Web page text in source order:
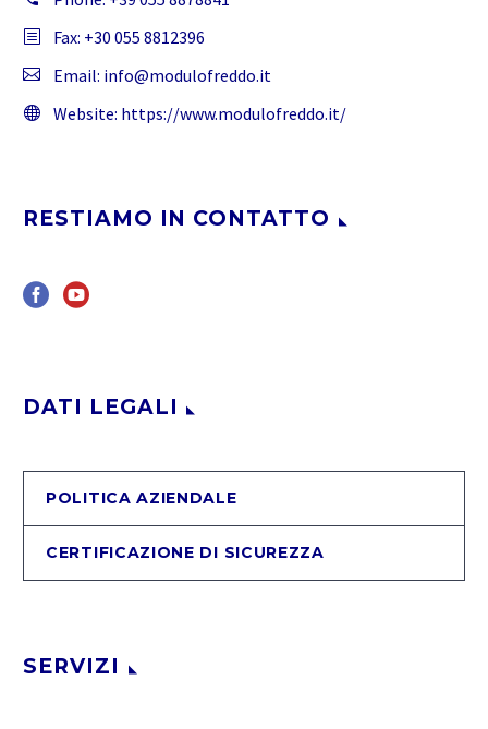
Fax: +30 055 8812396
Email: info@modulofreddo.it
Website: https://www.modulofreddo.it/
RESTIAMO IN CONTATTO
DATI LEGALI
POLITICA AZIENDALE
CERTIFICAZIONE DI SICUREZZA
SERVIZI